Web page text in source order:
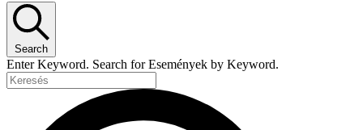
Search
Enter Keyword. Search for Események by Keyword.